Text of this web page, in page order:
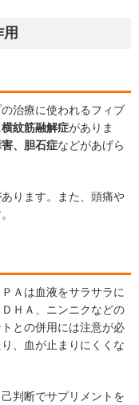
治療に使われるフィブ
横紋筋融解症がありま
、胆石症などがあげら
ります。また、頭痛や
Ａは血液をサラサラに
ＨＡ、ニンニクなどの
との併用には注意が必
、血が止まりにくくな
判断でサプリメントを